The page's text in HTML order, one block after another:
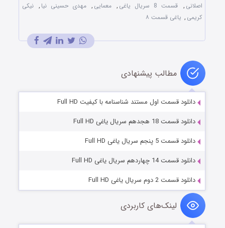
اصلانی , قسمت 8 سریال یاغی , معمایی , مهدی حسینی نیا , نیکی
کریمی , یاغی قسمت ۸
مطالب پیشنهادی
دانلود قسمت اول مستند شناسنامه با کیفیت Full HD
دانلود قسمت 18 هجدهم سریال یاغی Full HD
دانلود قسمت 5 پنجم سریال یاغی Full HD
دانلود قسمت 14 چهاردهم سریال یاغی Full HD
دانلود قسمت 2 دوم سریال یاغی Full HD
لینک‌های کاربردی